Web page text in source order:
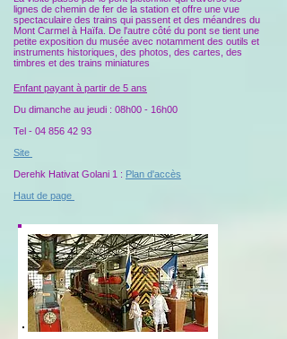
lignes de chemin de fer de la station et offre une vue
spectaculaire des trains qui passent et des méandres du
Mont Carmel à Haïfa. De l'autre côté du pont se tient une
petite exposition du musée avec notamment des outils et
instruments historiques, des photos, des cartes, des
timbres et des trains miniatures
Enfant payant à partir de 5 ans
Du dimanche au jeudi : 08h00 - 16h00
Tel - 04 856 42 93
Site
Derehk Hativat Golani 1 : Plan d'accès
Haut de page